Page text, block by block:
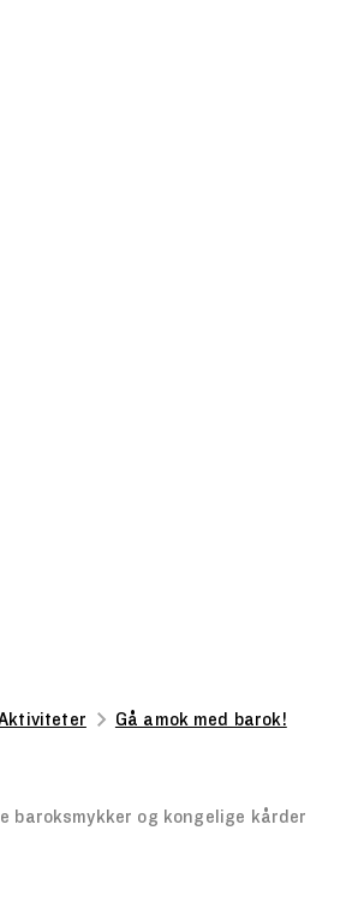
Gå amok med barok!
baroksmykker og kongelige kårder
2026